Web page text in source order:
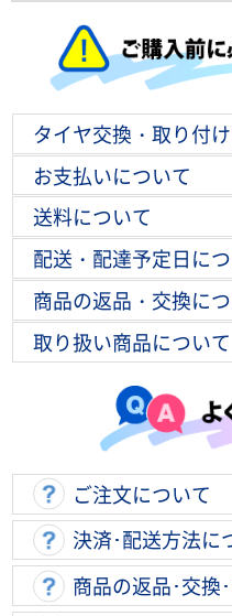
タイヤ交換・取り付
お支払いについて
送料について
配送・配達予定日に
商品の返品・交換に
取り扱い商品について
ご注文について
決済･配送方法に
商品の返品･交換